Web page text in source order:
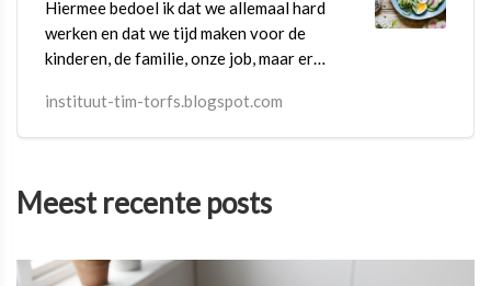
Hiermee bedoel ik dat we allemaal hard
werken en dat we tijd maken voor de
kinderen, de familie, onze job, maar er
instituut-tim-torfs.blogspot.com
Meest recente posts